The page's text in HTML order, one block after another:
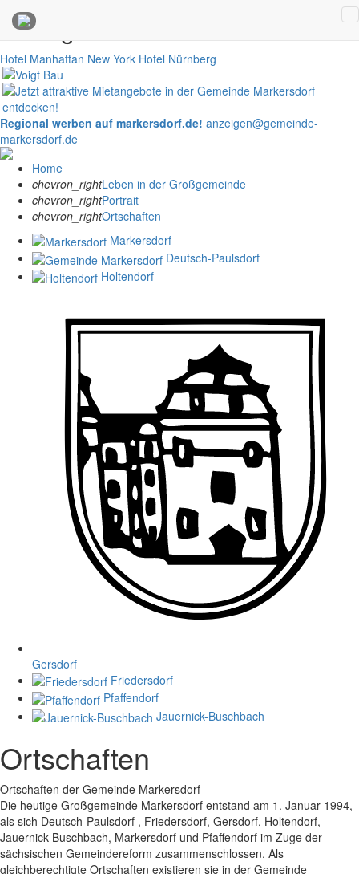
Anzeigen
Hotel Manhattan New York Hotel Nürnberg
Regional werben auf markersdorf.de! anzeigen@gemeinde-
markersdorf.de
Home
chevron_rightLeben in der Großgemeinde
chevron_rightPortrait
chevron_rightOrtschaften
Markersdorf
Deutsch-Paulsdorf
Holtendorf
Gersdorf
Friedersdorf
Pfaffendorf
Jauernick-Buschbach
Ortschaften
Ortschaften der Gemeinde Markersdorf
Die heutige Großgemeinde Markersdorf entstand am 1. Januar 1994,
als sich Deutsch-Paulsdorf , Friedersdorf, Gersdorf, Holtendorf,
Jauernick-Buschbach, Markersdorf und Pfaffendorf im Zuge der
sächsischen Gemeindereform zusammenschlossen. Als
gleichberechtigte Ortschaften existieren sie in der Gemeinde